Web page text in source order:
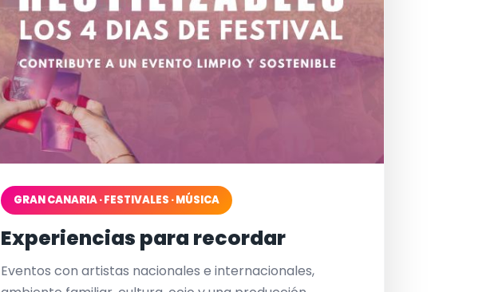
GRAN CANARIA · FESTIVALES · MÚSICA
Experiencias para recordar
Eventos con artistas nacionales e internacionales,